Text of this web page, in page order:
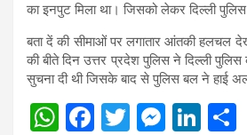
का इनपुट मिला था। जिसको लेकर दिल्ली
बता दें की सीमाओं पर लगातार आंतकी हलचल
की बीते दिन उत्तर प्रदेश पुलिस ने दिल्ली
सुचना दी थी जिसके बाद से पुलिस बल ने हाई
W F
T
M Li